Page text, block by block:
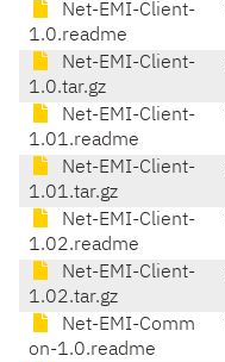
Net-EMI-Client-
1.0.readme
Net-EMI-Client-
1.0.tar.gz
Net-EMI-Client-
1.01.readme
Net-EMI-Client-
1.01.tar.gz
Net-EMI-Client-
1.02.readme
Net-EMI-Client-
1.02.tar.gz
Net-EMI-Comm
on-1.0.readme